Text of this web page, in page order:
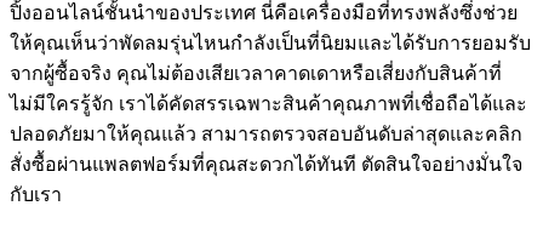
ปิ้งออนไลน์ชั้นนำของประเทศ นี่คือเครื่องมือที่ทรงพลังซึ่งช่วย
ให้คุณเห็นว่าพัดลมรุ่นไหนกำลังเป็นที่นิยมและได้รับการยอมรับ
จากผู้ซื้อจริง คุณไม่ต้องเสียเวลาคาดเดาหรือเสี่ยงกับสินค้าที่
ไม่มีใครรู้จัก เราได้คัดสรรเฉพาะสินค้าคุณภาพที่เชื่อถือได้และ
ปลอดภัยมาให้คุณแล้ว สามารถตรวจสอบอันดับล่าสุดและคลิก
สั่งซื้อผ่านแพลตฟอร์มที่คุณสะดวกได้ทันที ตัดสินใจอย่างมั่นใจ
กับเรา